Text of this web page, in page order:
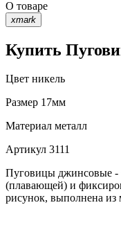
О товаре
xmark
Купить
Цвет никель
Размер 17мм
Материал металл
Артикул 3111
Пуговицы джинсовые -
(плавающей) и
рисунок, выполнена из